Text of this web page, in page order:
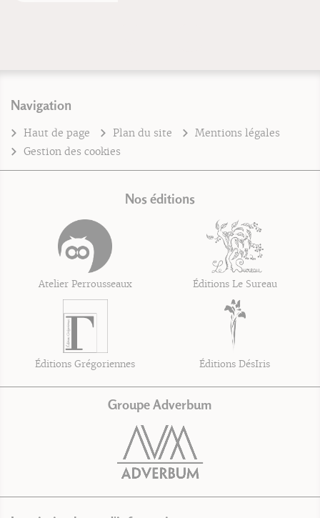
Navigation
Haut de page Plan du site
Mentions légales
Gestion des cookies
Nos éditions
Atelier Perrousseaux Éditions Le Sureau
Éditions Grégoriennes Éditions DésIris
Groupe Adverbum